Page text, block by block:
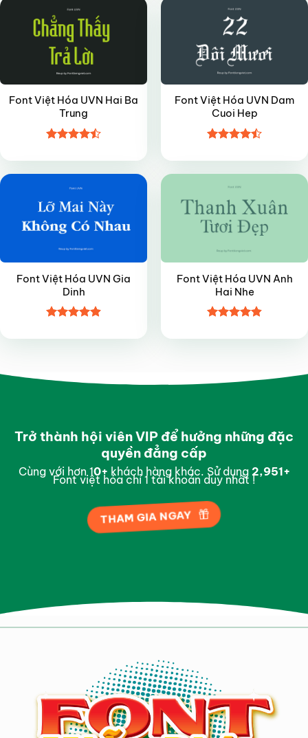
Font Việt Hóa UVN Hai Ba
Trung
hạng4.5
5 sao
Font Việt Hóa UVN Dam
Cuoi Hep
hạng4.45
5 sao
Font Việt Hóa UVN Gia
Dinh
hạng4.95
Font Việt Hóa UVN Anh
Hai Nhe
hạng4.85
Trở thành hội viên VIP để hưởng những đặc
quyền đẳng cấp
Cùng với hơn 10+khách hàng khác. Sử dụng 2,995+
Font việt hóa chỉ 1 tài khoản duy nhất !
THAM GIA NGAY